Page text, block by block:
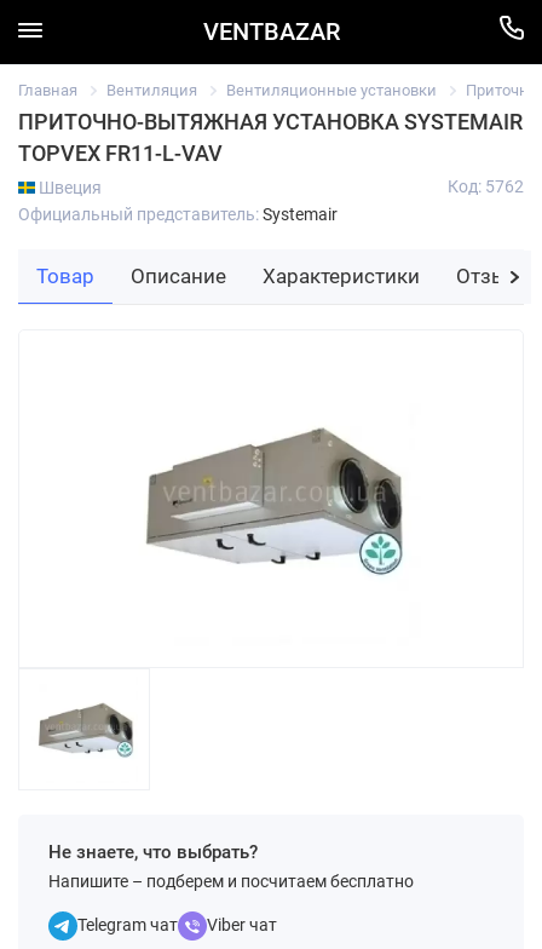
VENTBAZAR
Главная Вентиляция Вентиляционные установки
ПРИТОЧНО-ВЫТЯЖНАЯ УСТАНОВКА SYSTEMAIR
TOPVEX FR11-L-VAV
Швеция
Официальный представитель:Systemair
Код: 5762
Не знаете, что выбрать?
Напишите – подберем и посчитаем бесплатно
Telegram чат Viber чат
Товар Описание Характеристики Отзывы